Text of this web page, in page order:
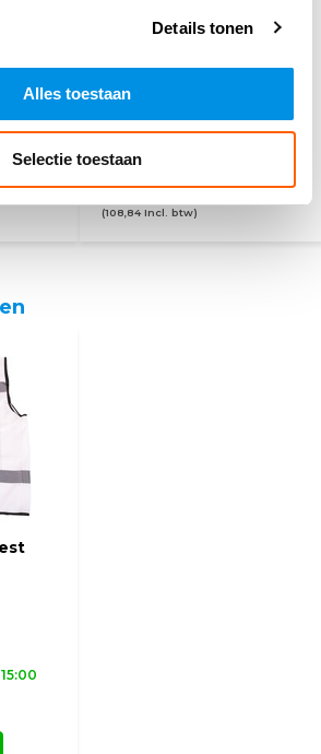
Details tonen
Alles toestaan
Selectie toestaan
89,95
(108,84 Incl. btw)